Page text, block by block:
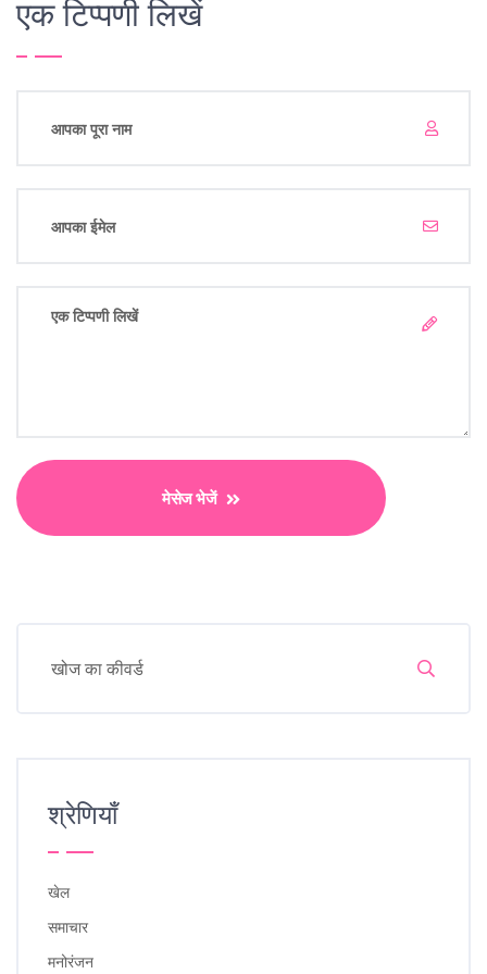
एक टिप्पणी लिखें
मेसेज भेजें
श्रेणियाँ
खेल
समाचार
मनोरंजन